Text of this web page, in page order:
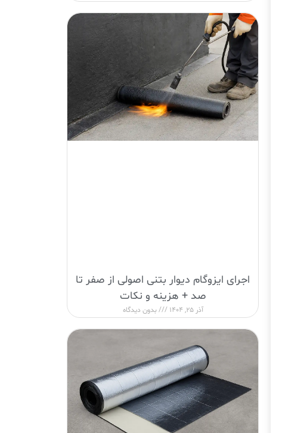
اجرای ایزوگام دیوار بتنی اصولی از صفر تا
صد + هزینه و نکات
آذر 25, 1404 بدون دیدگاه